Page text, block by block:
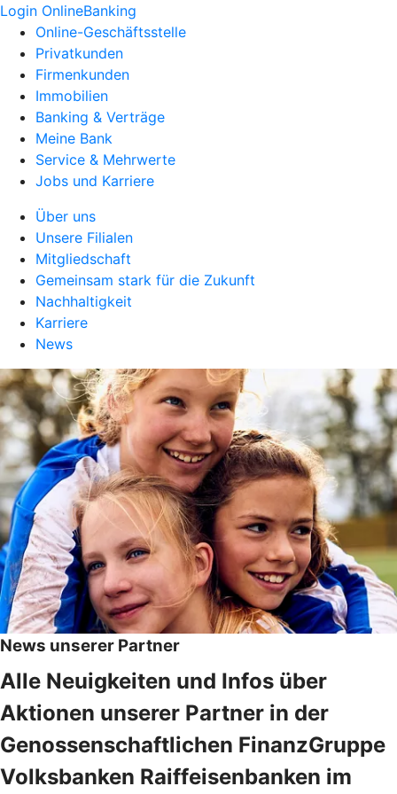
Login OnlineBanking
Online-Geschäftsstelle
Privatkunden
Firmenkunden
Immobilien
Banking & Verträge
Meine Bank
Service & Mehrwerte
Jobs und Karriere
Über uns
Unsere Filialen
Mitgliedschaft
Gemeinsam stark für die Zukunft
Nachhaltigkeit
Karriere
News
News unserer Partner
Alle Neuigkeiten und Infos über
Aktionen unserer Partner in der
Genossenschaftlichen FinanzGruppe
Volksbanken Raiffeisenbanken im